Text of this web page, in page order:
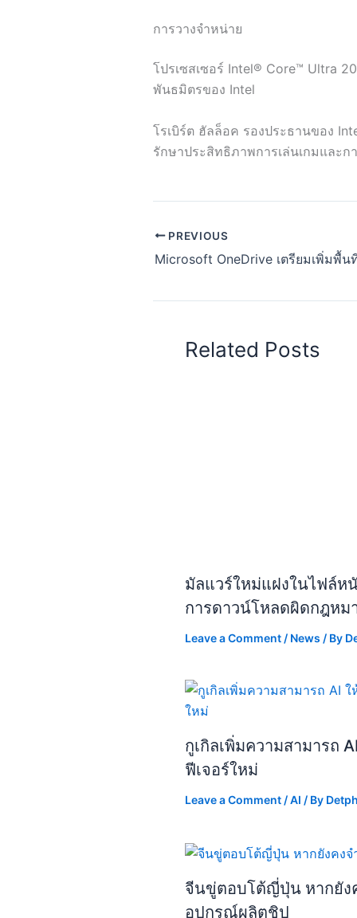
การวางจำหน่าย
โปรเซสเซอร์ Intel® Core™ Ultra
พันธมิตรของ Intel
โรเบิร์ต ฮัลล็อค รองประธานของ
รักษาประสิทธิภาพการเล่นเกมและ
PREVIOUS
Related Posts
มัลแวร์ใหม่แฝงในไฟล์ห
การดาวน์โหลดผิดกฎหม
Leave a Comment / News / By
กูเกิลเพิ่มความสามารถ
ฟีเจอร์ใหม่
Leave a Comment /AI / By
จีนขู่ตอบโต้ญี่ปุ่น หากยัง
อุปกรณ์ผลิตชิป